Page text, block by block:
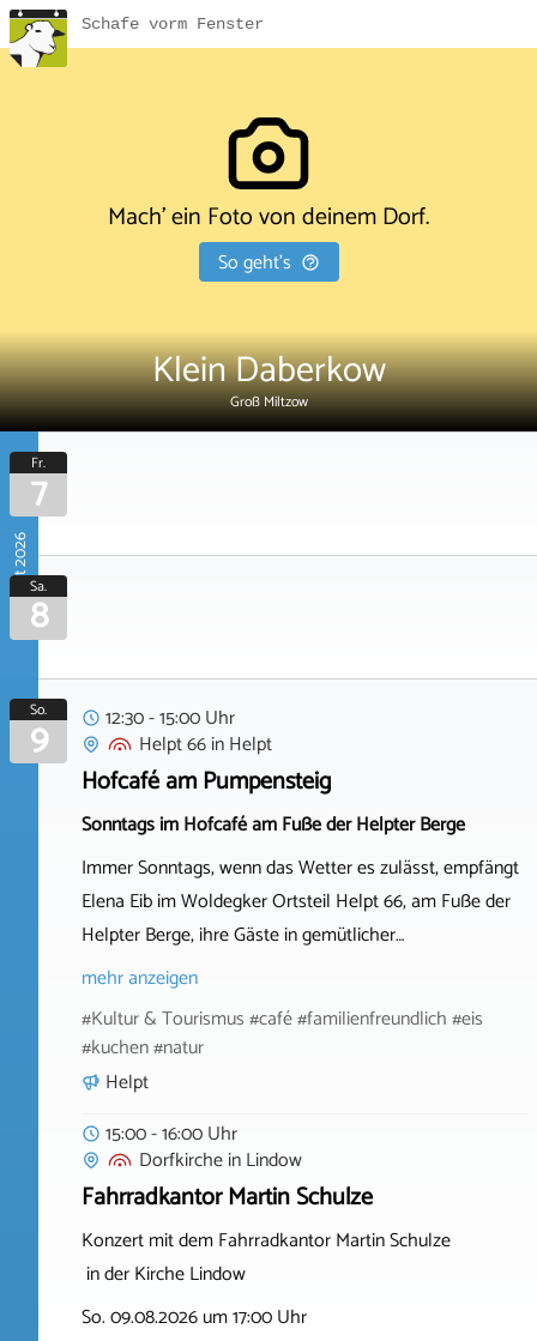
Schafe vorm Fenster
Mach' ein Foto von deinem Dorf.
So geht's
Klein Daberkow
Groß Miltzow
August 2026
Fr.
7
Sa.
8
So.
9
12:30 - 15:00 Uhr
Helpt 66inHelpt
Hofcafé am Pumpensteig
Sonntags im Hofcafé am Fuße der Helpter Berge
Immer Sonntags, wenn das Wetter es zulässt, empfängt
Elena Eib im Woldegker Ortsteil Helpt 66, am Fuße der
Helpter Berge, ihre Gäste in gemütlicher…
mehr anzeigen
#Kultur & Tourismus #café #familienfreundlich #eis
#kuchen #natur
Helpt
15:00 - 16:00 Uhr
DorfkircheinLindow
Fahrradkantor Martin Schulze
Konzert mit dem Fahrradkantor Martin Schulze
in der Kirche Lindow
So. 09.08.2026 um 17:00 Uhr